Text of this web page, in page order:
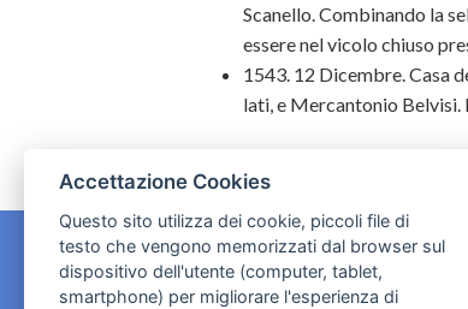
Scanello. Combinando la
essere nel vicolo chiuso
1543. 12 Dicembre. Casa
lati, e Mercantonio
CONTATTI
Accettazione Cookies
Questo sito utilizza dei cookie, piccoli file di
testo che vengono memorizzati dal browser sul
dispositivo dell'utente (computer, tablet,
smartphone) per migliorare l'esperienza di